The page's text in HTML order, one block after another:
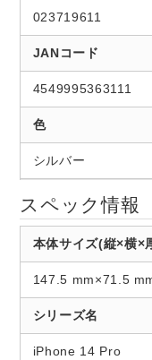
023719611
JANコード
4549995363111
色
シルバー
スペック情報
本体サイズ(縦×横×
147.5 mm×71.5
シリーズ名
iPhone 14 Pro